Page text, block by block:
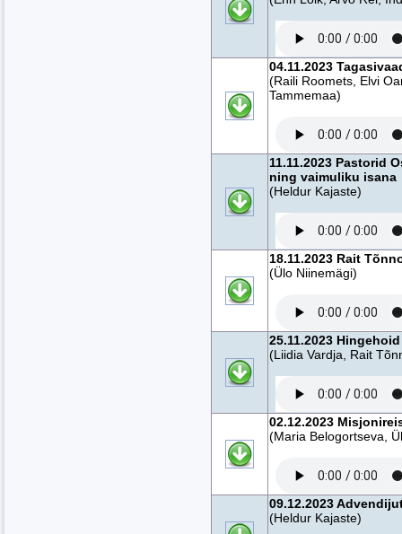
04.11.2023
(Raili Roomets, Elvi
Tammemaa)
11.11.2023 Pastorid
ning vaimuliku isana
(Heldur Kajaste)
18.11.2023 Rait
(Ülo Niinemägi)
25.11.2023 Hingehoid
(Liidia Vardja, Rait
02.12.2023
(Maria Belogortseva,
09.12.2023
(Heldur Kajaste)